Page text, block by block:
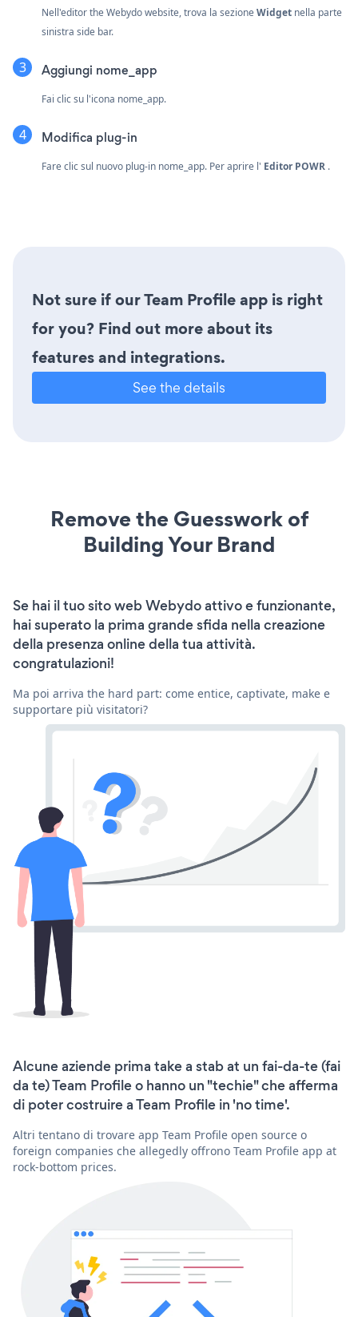
Nell'editor the Webydo website, trova la sezioneWidget nella parte
sinistra side bar.
Aggiungi nome_app
Fai clic su l'icona nome_app.
Modifica plug-in
Fare clic sul nuovo plug-in nome_app. Per aprire l' Editor POWR .
Not sure if our Team Profile app is right
for you? Find out more about its
features and integrations.
See the details
Remove the Guesswork of
Building Your Brand
Se hai il tuo sito web Webydo attivo e funzionante,
hai superato la prima grande sfida nella creazione
della presenza online della tua attività.
congratulazioni!
Ma poi arriva the hard part: come entice, captivate, make e
supportare più visitatori?
Alcune aziende prima take a stab at un fai-da-te (fai
da te) Team Profile o hanno un "techie" che afferma
di poter costruire a Team Profile in 'no time'.
Altri tentano di trovare app Team Profile open source o
foreign companies che allegedly offrono Team Profile app at
rock-bottom prices.